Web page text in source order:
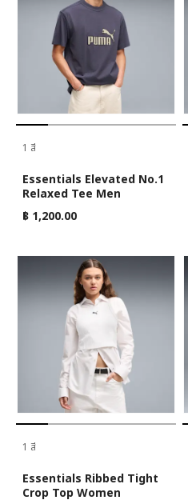
1 สี
Essentials Elevated No.1
Relaxed Tee Men
฿ 1,200.00
1 สี
Essentials Ribbed Tight
Crop Top Women